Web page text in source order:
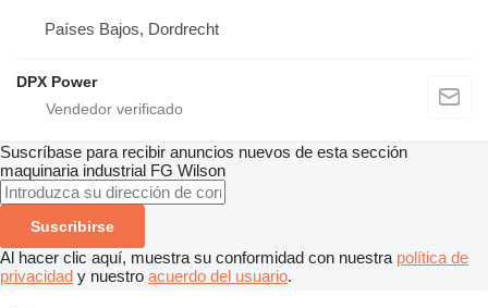
Países Bajos, Dordrecht
DPX Power
Suscríbase para recibir anuncios nuevos de esta sección
maquinaria industrial FG Wilson
Suscribirse
Al hacer clic aquí, muestra su conformidad con nuestra política de
privacidad y nuestro acuerdo del usuario.